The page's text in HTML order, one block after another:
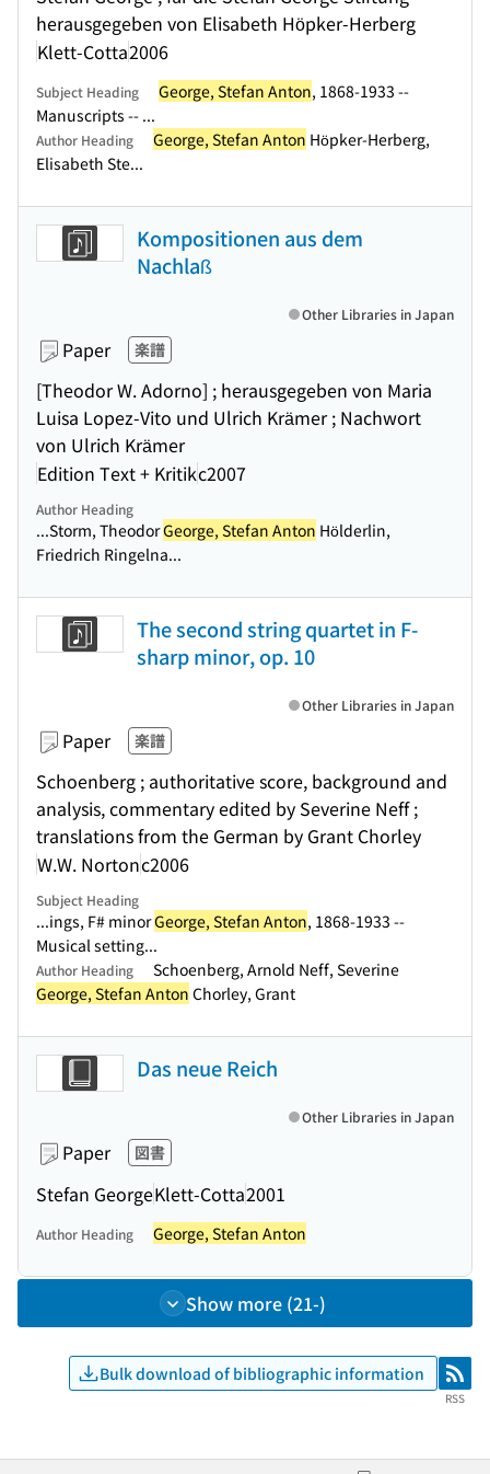
herausgegeben von Elisabeth Höpker-Herberg
Klett-Cotta2006
Subject Heading George, Stefan Anton, 1868-1933 --
Manuscripts -- ...
Author Heading George, Stefan Anton Höpker-Herberg,
Elisabeth Ste...
Kompositionen aus dem
Nachlaß
Paper 楽譜
[Theodor W. Adorno] ; herausgegeben von Maria
Luisa Lopez-Vito und Ulrich Krämer ; Nachwort
von Ulrich Krämer
Edition Text + Kritikc2007
Other Libraries in Japan
Author Heading
...Storm, TheodorGeorge, Stefan Anton Hölderlin,
Friedrich Ringelna...
The second string quartet in F-
sharp minor, op. 10
Paper 楽譜
Schoenberg ; authoritative score, background and
analysis, commentary edited by Severine Neff ;
translations from the German by Grant Chorley
W.W. Nortonc2006
Other Libraries in Japan
Subject Heading
...ings, F# minorGeorge, Stefan Anton, 1868-1933 --
Musical setting...
Author Heading
Schoenberg, Arnold Neff, Severine
George, Stefan Anton Chorley, Grant
Das neue Reich
Paper 図書
Stefan GeorgeKlett-Cotta2001
Other Libraries in Japan
Author Heading George, Stefan Anton
Show more (21-)
Bulk download of bibliographic information RSS
RSS